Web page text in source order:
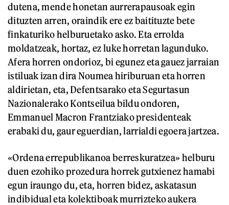
dutena, mende honetan aurrerapausoak egin
dituzten arren, oraindik ere ez baitituzte bete
finkaturiko helburuetako asko. Eta errolda
moldatzeak, hortaz, ez luke horretan lagunduko.
Afera horren ondorioz, bi egunez eta gauez jarraian
istiluak izan dira Noumea hiriburuan eta horren
aldirietan, eta, Defentsarako eta Segurtasun
Nazionalerako Kontseilua bildu ondoren,
Emmanuel Macron Frantziako presidenteak
erabaki du, gaur eguerdian, larrialdi egoera jartzea.
«Ordena errepublikanoa berreskuratzea» helburu
duen ezohiko prozedura horrek gutxienez hamabi
egun iraungo du, eta, horren bidez, askatasun
indibidual eta kolektiboak murrizteko aukera